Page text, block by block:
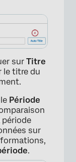
sur Titre
le titre du
Période
période
sur
.